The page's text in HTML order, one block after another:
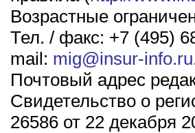
Возрастные
Тел. / факс: +7 (495)
mail: mig@insur-info.ru
Почтовый адрес
Свидетельство о
26586 от 22 декабря